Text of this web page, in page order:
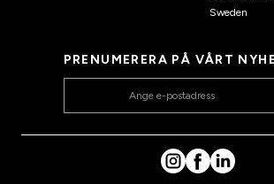
Sweden
PRENUMERERA PÅ VÅRT